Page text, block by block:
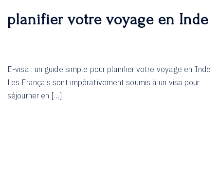
planifier votre voyage en Inde
E-visa : un guide simple pour planifier votre voyage en Inde
Les Français sont impérativement soumis à un visa pour
séjourner en […]